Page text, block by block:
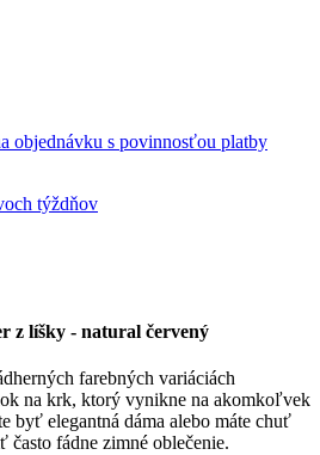
objednávku s povinnosťou platby
týždňov
z líšky - natural červený
farebných variáciách
na krk, ktorý vynikne na akomkoľvek
byť elegantná dáma alebo máte chuť
často fádne zimné oblečenie.